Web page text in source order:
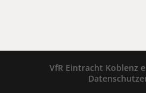
VfR Eintracht Koblenz